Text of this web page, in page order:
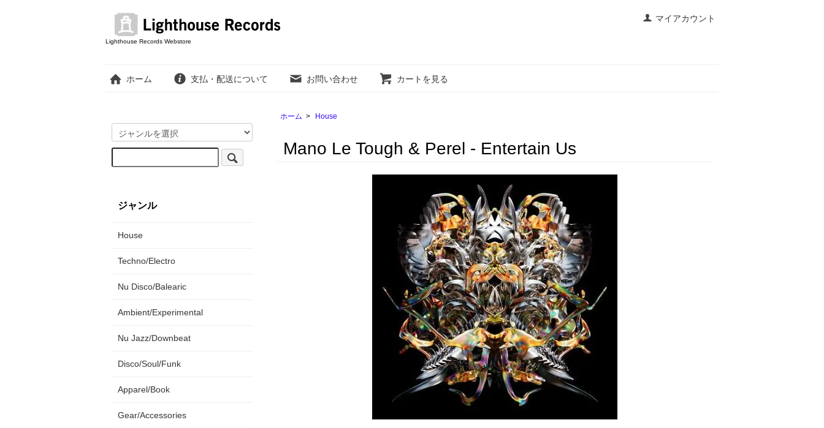
マイアカウント
Lighthouse Records Webstore
ホーム 支払・配送について お問い合わせ カートを見る
ホーム > House
Mano Le Tough & Perel - Entertain Us
ジャンル
House
Techno/Electro
Nu Disco/Balearic
Ambient/Experimental
Nu Jazz/Downbeat
Disco/Soul/Funk
Apparel/Book
Gear/Accessories